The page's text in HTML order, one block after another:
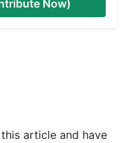
Now)
article and have